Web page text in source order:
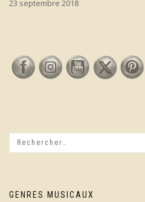
23 septembre 2018
GENRES MUSICAUX